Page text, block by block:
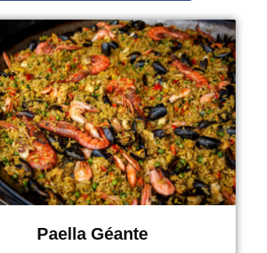
Paella Géante